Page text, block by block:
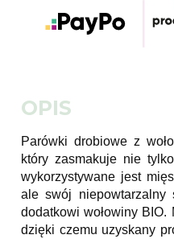
OPIS
Parówki drobiowe z
który zasmakuje nie
wykorzystywane jest
ale swój niepowtarzalny
dodatkowi wołowiny
dzięki czemu uzyskany